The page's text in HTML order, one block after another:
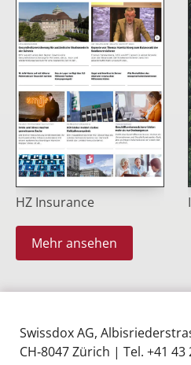
HZ Insurance
Mehr ansehen
Swissdox AG,
CH‑8047 Zürich | Tel. +41 43